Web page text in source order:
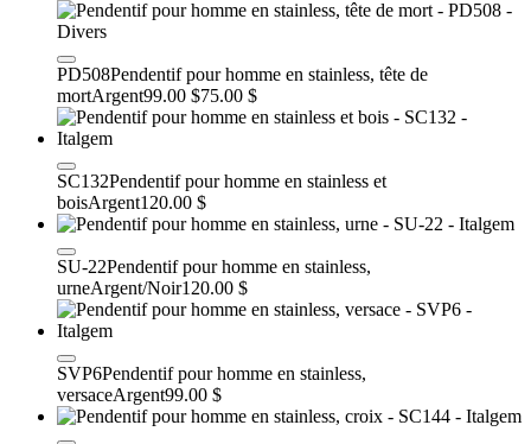
PD508Pendentif pour homme en stainless, tête de
mortArgent99.00 $75.00 $
SC132Pendentif pour homme en stainless et
boisArgent120.00 $
SU-22Pendentif pour homme en stainless,
urneArgent/Noir120.00 $
SVP6Pendentif pour homme en stainless,
versaceArgent99.00 $